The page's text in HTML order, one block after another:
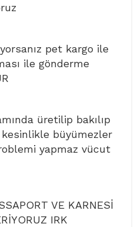
pet kargo ile
ile gönderme
üretilip bakılıp
büyümezler
yapmaz vücut
VE KARNESİ
IRK